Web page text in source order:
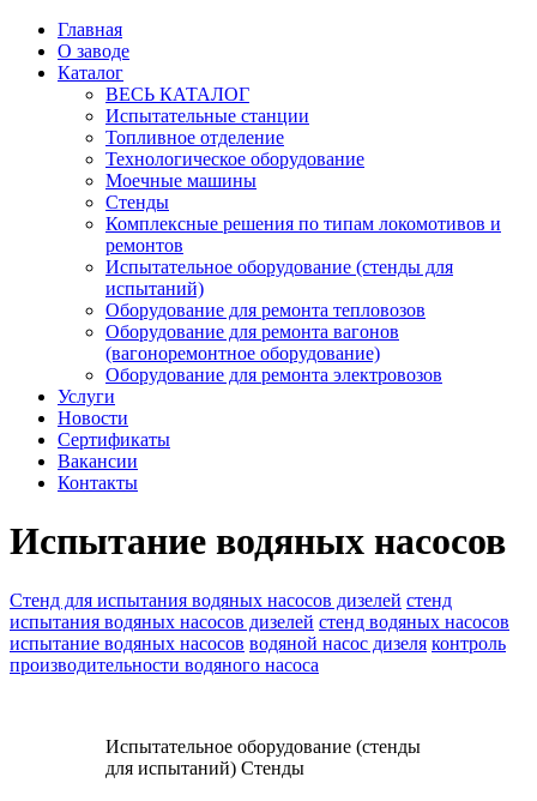
Главная
О заводе
Каталог
ВЕСЬ КАТАЛОГ
Испытательные станции
Топливное отделение
Технологическое оборудование
Моечные машины
Стенды
Комплексные решения по типам локомотивов и
ремонтов
Испытательное оборудование (стенды для
испытаний)
Оборудование для ремонта тепловозов
Оборудование для ремонта вагонов
(вагоноремонтное оборудование)
Оборудование для ремонта электровозов
Услуги
Новости
Сертификаты
Вакансии
Контакты
Испытание водяных насосов
Стенд для испытания водяных насосов дизелей стенд
испытания водяных насосов дизелей стенд водяных насосов
испытание водяных насосов водяной насос дизеля контроль
производительности водяного насоса
Испытательное оборудование (стенды
для испытаний) Стенды